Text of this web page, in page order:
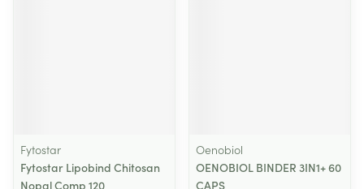
Fytostar
Fytostar Lipobind Chitosan
Nopal Comp 120
Oenobiol
OENOBIOL BINDER 3IN1+ 60
CAPS